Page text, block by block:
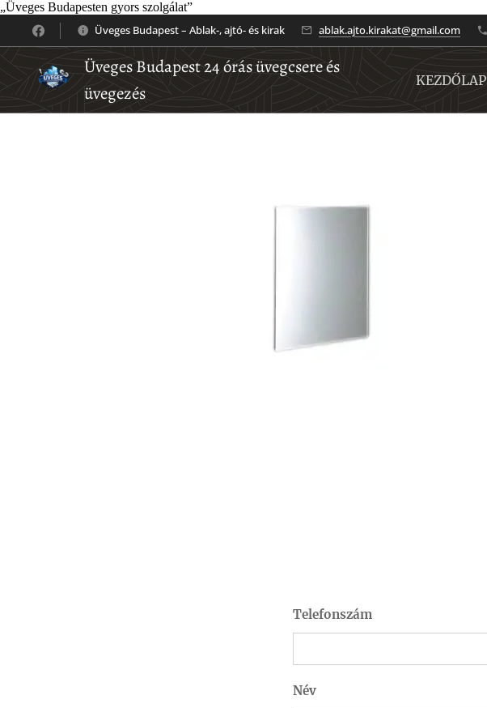
„Üveges Budapesten gyors szolgálat”
Üveges Budapest – Ablak-, ajtó- és kirak ablak.ajto.kirakat@gmail.com
Üveges Budapest 24 órás üvegcsere és
üvegezés
KEZDŐLAP
Telefonszám
Név